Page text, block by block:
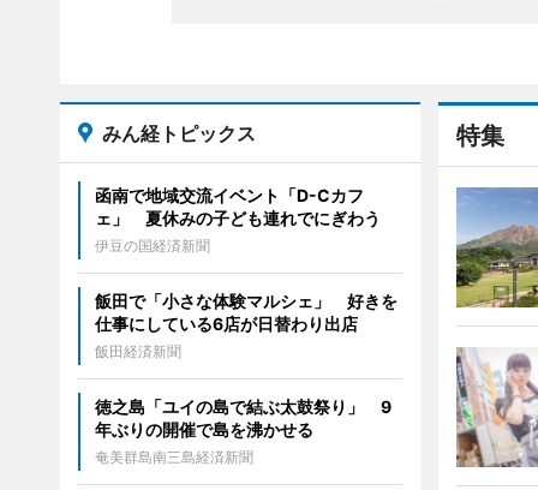
特集
みん経トピックス
函南で地域交流イベント「D-Cカフ
ェ」 夏休みの子ども連れでにぎわう
伊豆の国経済新聞
飯田で「小さな体験マルシェ」 好きを
仕事にしている6店が日替わり出店
飯田経済新聞
徳之島「ユイの島で結ぶ太鼓祭り」 9
年ぶりの開催で島を沸かせる
奄美群島南三島経済新聞